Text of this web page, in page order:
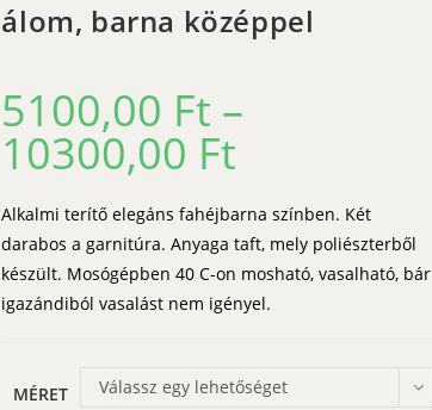
álom, barna középpel
5100,00 Ft –
10300,00 Ft
Alkalmi terítő elegáns fahéjbarna színben. Két
darabos a garnitúra. Anyaga taft, mely poliészterből
készült. Mosógépben 40 C-on mosható, vasalható, bár
igazándiból vasalást nem igényel.
MÉRET Válassz egy lehetőséget